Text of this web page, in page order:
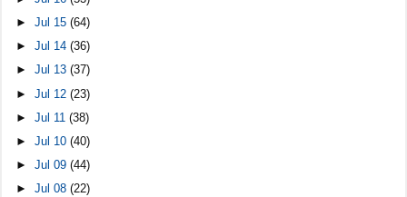
►Jul 15(64)
►Jul 14(36)
►Jul 13(37)
►Jul 12(23)
►Jul 11(38)
►Jul 10(40)
►Jul 09(44)
►Jul 08(22)